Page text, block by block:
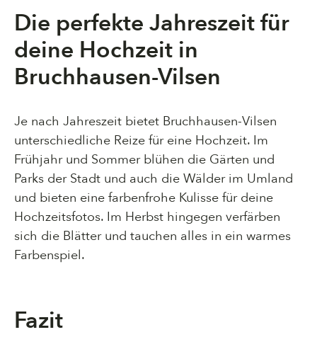
Die perfekte Jahreszeit für
deine Hochzeit in
Bruchhausen-Vilsen
Je nach Jahreszeit bietet Bruchhausen-Vilsen
unterschiedliche Reize für eine Hochzeit. Im
Frühjahr und Sommer blühen die Gärten und
Parks der Stadt und auch die Wälder im Umland
und bieten eine farbenfrohe Kulisse für deine
Hochzeitsfotos. Im Herbst hingegen verfärben
sich die Blätter und tauchen alles in ein warmes
Farbenspiel.
Fazit